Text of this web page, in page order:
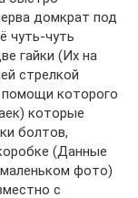
домкрат под
чуть-чуть
гайки (Их на
стрелкой
помощи которого
которые
болтов,
(Данные
фото)
с